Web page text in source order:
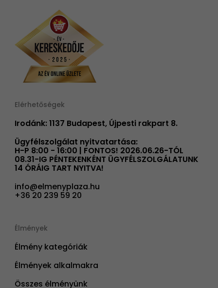
Elérhetőségek
Irodánk: 1137 Budapest, Újpesti rakpart 8.
Ügyfélszolgálat nyitvatartása:
H-P 8:00 - 16:00 | FONTOS! 2026.06.26-TÓL
08.31-IG PÉNTEKENKÉNT ÜGYFÉLSZOLGÁLATUNK
14 ÓRÁIG TART NYITVA!
info@elmenyplaza.hu
+36 20 239 59 20
Élmények
Élmény kategóriák
Élmények alkalmakra
Összes élményünk